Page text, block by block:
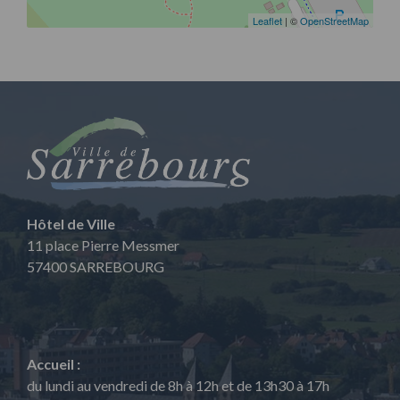
Leaflet | ©OpenStreetMap
Hôtel de Ville
11 place Pierre Messmer
57400 SARREBOURG
Accueil :
du lundi au vendredi de 8h à 12h et de 13h30 à 17h